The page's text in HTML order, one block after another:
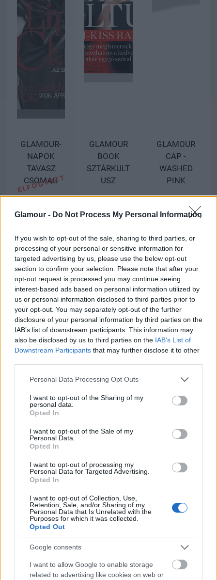
Glamour - Do Not Process My Personal Information
If you wish to opt-out of the sale, sharing to third parties, or
processing of your personal or sensitive information for
targeted advertising by us, please use the below opt-out
section to confirm your selection. Please note that after your
opt-out request is processed you may continue seeing
interest-based ads based on personal information utilized by
us or personal information disclosed to third parties prior to
your opt-out. You may separately opt-out of the further
disclosure of your personal information by third parties on the
IAB’s list of downstream participants. This information may
also be disclosed by us to third parties on the IAB’s List of
Downstream Participants that may further disclose it to other
Please note that this website/app uses one or more Google
not limited to your visit or usage behaviour. You may click to
grant or deny consent to Google and its third-party tags to
use your data for below specified purposes in below Google
consent section.
Personal Data Processing Opt Outs
I want to opt-out of the Sharing of my
personal data.
Opted In
I want to opt-out of the Sale of my
Personal Data.
Opted In
I want to opt-out of processing my
Personal Data for Targeted Advertising.
Opted In
I want to opt-out of Collection, Use,
Retention, Sale, and/or Sharing of my
Personal Data that Is Unrelated with the
Purposes for which it was collected.
Opted Out
Google consents
I want to allow Google to enable storage
related to advertising like cookies on web or
GLAMOUR-
NAPOK
TAVASZ
CSOMAG
GLAMOUR
BOOK
SZTÁRKULT
USZ
GLAMOUR
CAP -
WASHED
PINK
9990 Ft
„Felfoghatatlan, hogy egy olyan ikonikus női márka
felett, mint a Guess, egy olyan ember uralkodhat,
mint Paul Marciano kreatív igazgatóként. #metoo”
- írta Twitteren Kate
Kate Upton a Guess márka korábbi kampányában: